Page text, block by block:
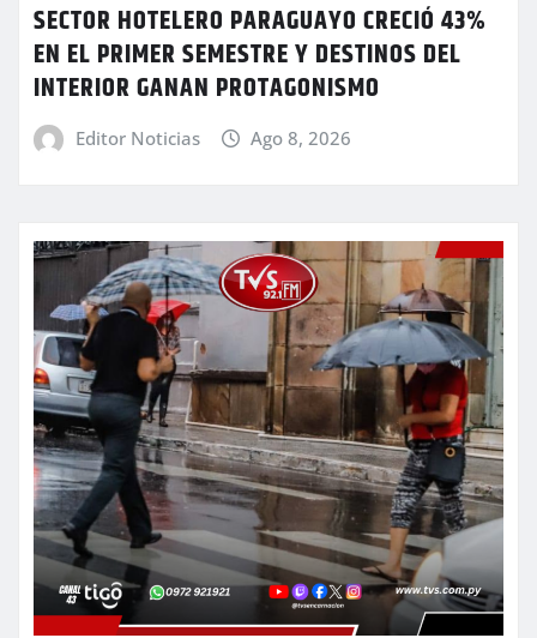
SECTOR HOTELERO PARAGUAYO CRECIÓ 43%
EN EL PRIMER SEMESTRE Y DESTINOS DEL
INTERIOR GANAN PROTAGONISMO
Editor Noticias Ago 8, 2026